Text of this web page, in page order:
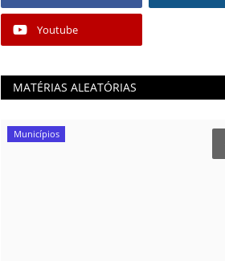
Youtube
MATÉRIAS ALEATÓRIAS
Municípios